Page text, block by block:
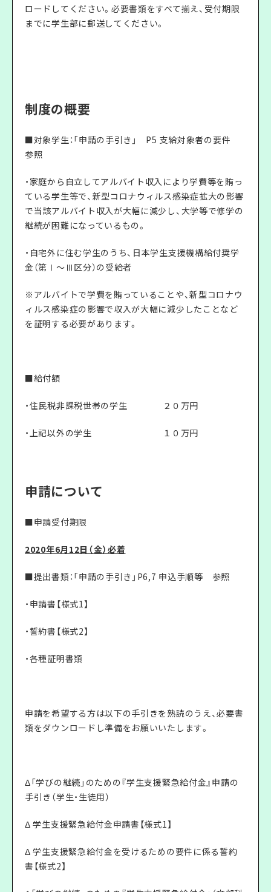
ロードしてください。必要書類をすべて揃え、受付期限
までに学生部に郵送してください。
制度の概要
■対象学生：「申請の手引き」 P5 支給対象者の要件
参照
・家庭から自立してアルバイト収入により学費等を賄っ
ている学生等で、新型コロナウィルス感染症拡大の影響
で当該アルバイト収入が大幅に減少し、大学等で修学の
継続が困難になっているもの。
・自宅外に住む学生のうち、日本学生支援機構給付奨学
金（第Ⅰ～Ⅲ区分）の受給者
※アルバイトで学費を賄っていることや、新型コロナウ
ィルス感染症の影響で収入が大幅に減少したことなど
を証明する必要があります。
■給付額
・住民税非課税世帯の学生 ２０万円
・上記以外の学生 １０万円
申請について
■申請受付期限
2020年6月12日（金）必着
■提出書類：「申請の手引き」P6,7 申込手順等 参照
・申請書【様式1】
・誓約書【様式2】
・各種証明書類
申請を希望する方は以下の手引きを熟読のうえ、必要書
類をダウンロードし準備をお願いいたします。
Δ「学びの継続」のための『学生支援緊急給付金』申請の
手引き（学生・生徒用）
Δ 学生支援緊急給付金申請書【様式1】
Δ 学生支援緊急給付金を受けるための要件に係る誓約
書【様式2】